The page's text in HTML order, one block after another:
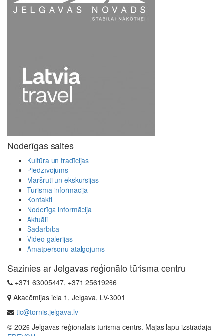
Noderīgas saites
Kultūra un tradīcijas
Piedzīvojums
Maršruti un ekskursijas
Tūrisma informācija
Kontakti
Noderīga informācija
Aktuāli
Sadarbība
Video galerijas
Amatpersonu atalgojums
Sazinies ar Jelgavas reģionālo tūrisma centru
+371 63005447, +371 25619266
Akadēmijas iela 1, Jelgava, LV-3001
tic@tornis.jelgava.lv
© 2026 Jelgavas reģionālais tūrisma centrs. Mājas lapu izstrādāja